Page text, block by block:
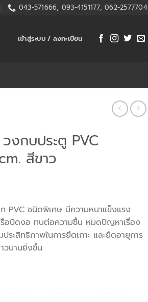
043-571666, 093-4151177, 062-2577704
เข้าสู่ระบบ / ลงทะเบียน
งกบประตู PVC
สีขาว
PVC ชนิดพิเศษ มีความหนาแข็งแรง
อบิดงอ ทนต่อความชื้น หมดปัญหาเรื่อง
ระสิทธิภาพในการยึดเกาะ และยืดอายุการ
วนานยิ่งขึ้น